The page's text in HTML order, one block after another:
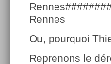
Rennes
Ou, pourquoi
Reprenons le